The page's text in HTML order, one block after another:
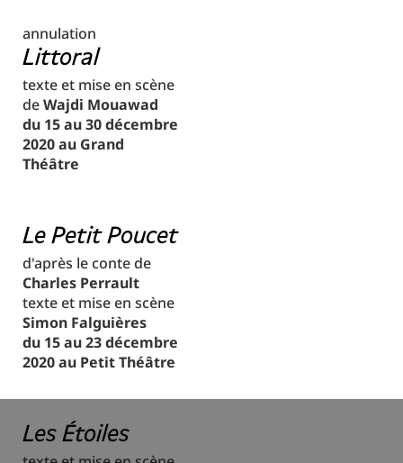
annulation
Littoral
texte et mise en scène
deWajdi Mouawad
du 15 au 30 décembre
2020 au Grand
Théâtre
Le Petit Poucet
d'après le conte de
Charles Perrault
texte et mise en scène
Simon Falguières
du 15 au 23 décembre
2020 au Petit Théâtre
Les Étoiles